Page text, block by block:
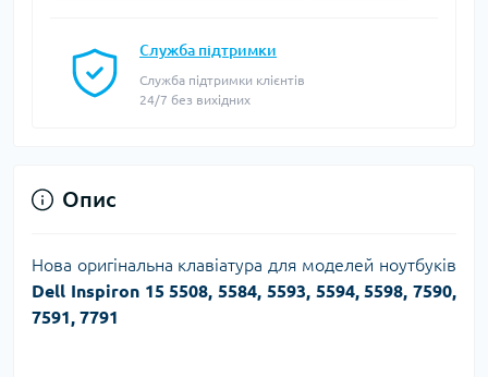
Служба підтримки
Служба підтримки клієнтів
24/7 без вихідних
Опис
Нова оригінальна клавіатура для моделей ноутбуків
Dell Inspiron 15 5508, 5584, 5593, 5594, 5598, 7590,
7591, 7791